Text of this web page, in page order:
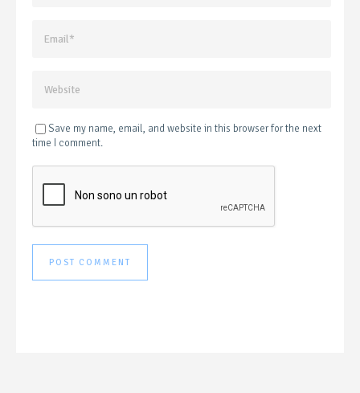
Save my name, email, and website in this browser for the next
time I comment.